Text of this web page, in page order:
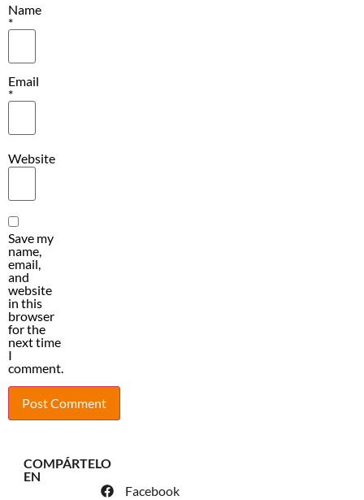
Name
*
Email
*
Website
Save my
name,
email,
and
website
in this
browser
for the
next time
I
comment.
COMPÁRTELO
EN
Facebook